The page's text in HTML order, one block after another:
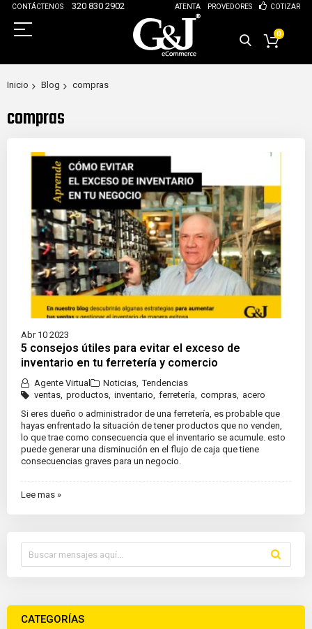
CONTÁCTENOS 320 830 2902 ATENTA PROVEDORES COTIZAR
0
Inicio Blog compras
compras
Abr 10 2023
5 consejos útiles para evitar el exceso de
inventario en tu ferretería y comercio
Agente Virtual Noticias, Tendencias
ventas, productos, inventario, ferretería, compras, acero
Si eres dueño o administrador de una ferretería, es probable que
hayas enfrentado la situación de tener productos que no venden,
lo que trae como consecuencia que el inventario se acumule. esto
puede generar una disminución en el flujo de caja que tiene
consecuencias graves para un negocio.
Lee mas »
CATEGORÍAS